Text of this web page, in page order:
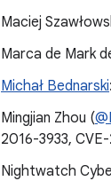
Maciej
Marca de Mark
Michał Bednarski
Mingjian Zhou (
2016-3933,
Nightwatch